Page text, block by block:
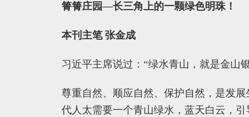
箐箐庄园—长三角上的一颗绿色明珠！
本刊主笔 张金成
习近平主席说过：“绿水青山，就是金山
尊重自然、顺应自然、保护自然，是发
代人太需要一个青山绿水，蓝天白云，